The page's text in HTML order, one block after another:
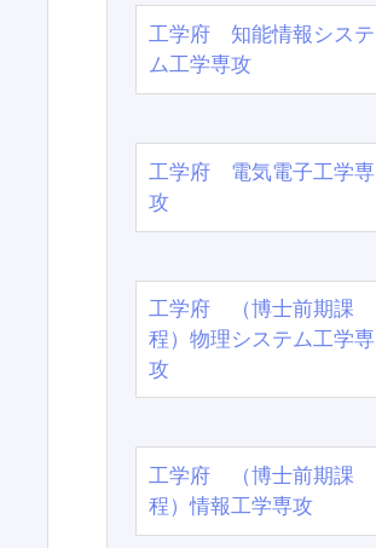
工学府 知能情報システ
ム工学専攻
工学府 電気電子工学専
攻
工学府 （博士前期課
程）物理システム工学専
攻
工学府 （博士前期課
程）情報工学専攻